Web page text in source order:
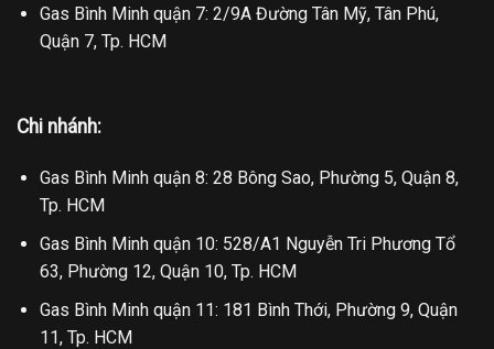
Gas Bình Minh quận 7: 2/9A Đường Tân Mỹ, Tân Phú,
Quận 7, Tp. HCM
Chi nhánh:
Gas Bình Minh quận 8: 28 Bông Sao, Phường 5, Quận 8,
Tp. HCM
Gas Bình Minh quận 10: 528/A1 Nguyễn Tri Phương Tổ
63, Phường 12, Quận 10, Tp. HCM
Gas Bình Minh quận 11: 181 Bình Thới, Phường 9, Quận
11, Tp. HCM